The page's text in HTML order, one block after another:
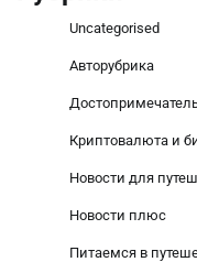
Uncategorised
Авторубрика
Криптовалюта и
Новости для
Новости плюс
Питаемся в